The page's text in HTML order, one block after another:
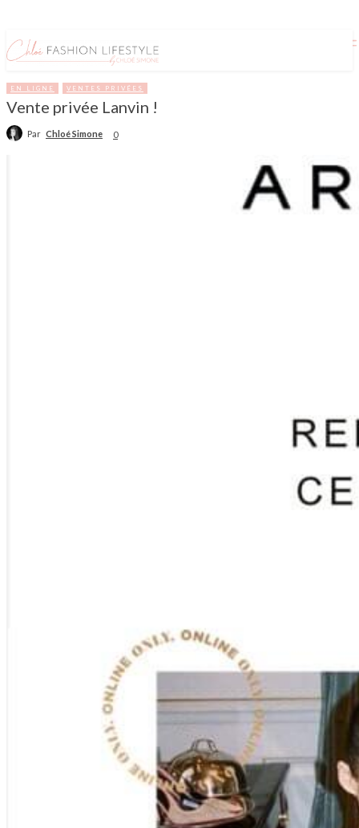
EN LIGNE VENTES PRIVÉES
Vente privée Lanvin !
Par Chloé Simone 0